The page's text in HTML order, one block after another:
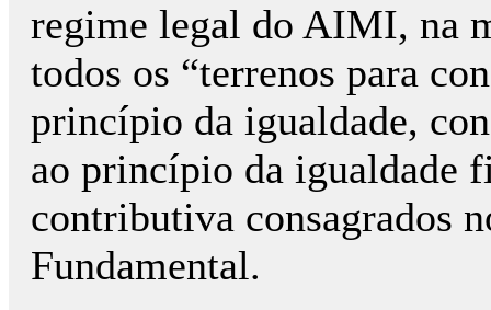
regime legal do AIMI, na
todos os “terrenos para
princípio da igualdade,
ao princípio da igualdade
contributiva consagrados
Fundamental.